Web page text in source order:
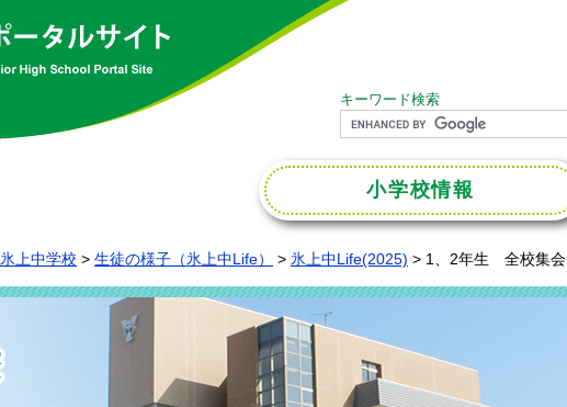
キーワード検索
小学校情報
氷上中学校 > 生徒の様子（氷上中Life） > 氷上中Life(2025) > 1、2年生 全校集会